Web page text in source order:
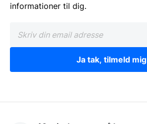
informationer til dig.
Ja tak, tilmeld mig